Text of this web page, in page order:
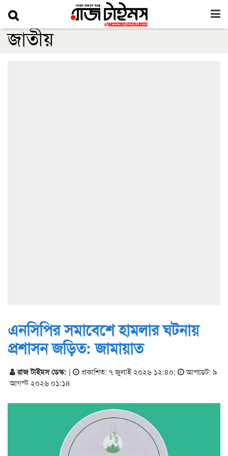
জাতীয়
এনসিপির সমাবেশে হামলার ঘটনায়
প্রশাসন জড়িত: জামায়াত
রাজ টাইমস ডেস্ক: | প্রকাশিত: ৭ জুলাই ২০২৬ ১২:৪০;
আপডেট: ৯
আগস্ট ২০২৬ ০১:১৪